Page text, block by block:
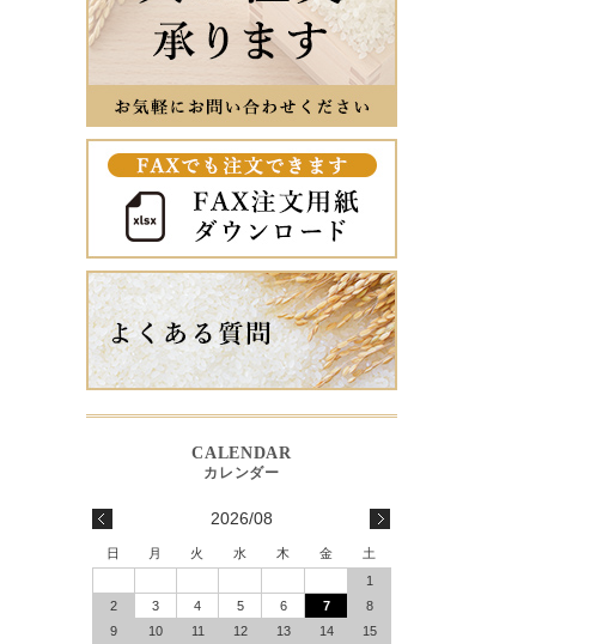
2026/08
日 月 火 水 木 金
土
1
2
3 4 5 6 7
8
9
10 11 12 13 14 15